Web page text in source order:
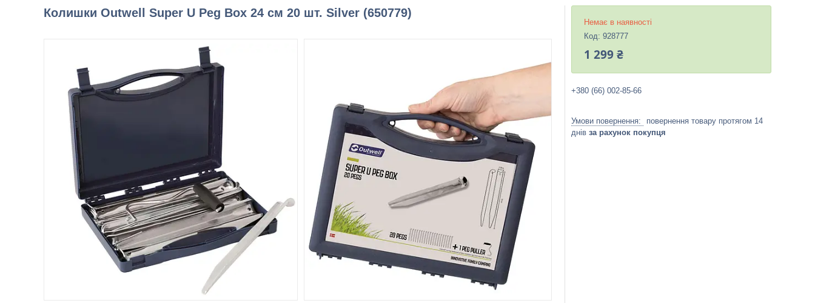
Колишки Outwell Super U Peg Box 24 см 20 шт. Silver (650779)
Немає в наявності
Код: 928777
1 299 ₴
+380 (66) 002-85-66
повернення товару протягом 14
днів за рахунок покупця